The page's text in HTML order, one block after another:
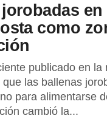
en
como
publicado en la
las ballenas
para alimentarse
cambió la...